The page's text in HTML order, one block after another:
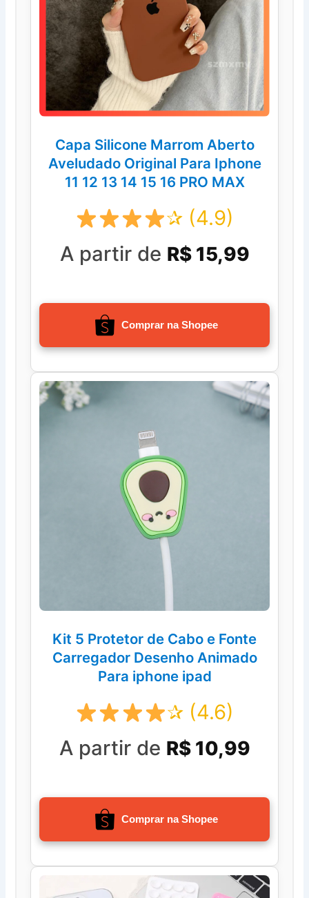
Capa Silicone Marrom Aberto
Aveludado Original Para Iphone
11 12 13 14 15 16 PRO MAX
✰ (4.9)
A partir de R$ 15,99
Comprar na Shopee
Kit 5 Protetor de Cabo e Fonte
Carregador Desenho Animado
Para iphone ipad
✰ (4.6)
A partir de R$ 10,99
Comprar na Shopee